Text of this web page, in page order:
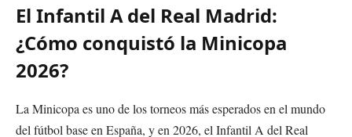
El Infantil A del Real Madrid:
¿Cómo conquistó la Minicopa
2026?
La Minicopa es uno de los torneos más esperados en el mundo
del fútbol base en España, y en 2026, el Infantil A del Real